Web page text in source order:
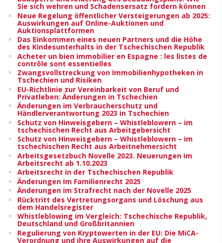
Sie sich wehren und Schadensersatz fordern können
Neue Regelung öffentlicher Versteigerungen ab 2025:
Auswirkungen auf Online-Auktionen und
Auktionsplattformen
Das Einkommen eines neuen Partners und die Höhe
des Kindesunterhalts in der Tschechischen Republik
Acheter un bien immobilier en Espagne : les listes de
contrôle sont essentielles
Zwangsvollstreckung von Immobilienhypotheken in
Tschechien und Risiken
EU-Richtlinie zur Vereinbarkeit von Beruf und
Privatleben: Änderungen in Tschechien
Änderungen im Verbraucherschutz und
Händlerverantwortung 2023 in Tschechien
Schutz von Hinweisgebern – Whistleblowern – im
tschechischen Recht aus Arbeitgebersicht
Schutz von Hinweisgebern – Whistleblowern – im
tschechischen Recht aus Arbeitnehmersicht
Arbeitsgesetzbuch Novelle 2023. Neuerungen im
Arbeitsrecht ab 1.10.2023
Arbeitsrecht in der Tschechischen Republik
Änderungen im Familienrecht 2025
Änderungen im Strafrecht nach der Novelle 2025
Rücktritt des Vertretungsorgans und Löschung aus
dem Handelsregister
Whistleblowing im Vergleich: Tschechische Republik,
Deutschland und Großbritannien
Regulierung von Kryptowerten in der EU: Die MiCA-
Verordnung und ihre Auswirkungen auf die